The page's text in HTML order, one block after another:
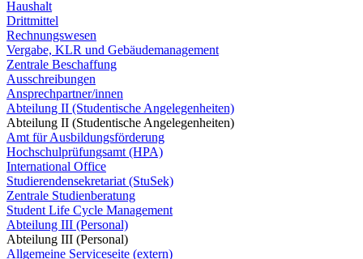
Haushalt
Drittmittel
Rechnungswesen
Vergabe, KLR und Gebäudemanagement
Zentrale Beschaffung
Ausschreibungen
Ansprechpartner/innen
Abteilung II (Studentische Angelegenheiten)
Abteilung II (Studentische Angelegenheiten)
Amt für Ausbildungsförderung
Hochschulprüfungsamt (HPA)
International Office
Studierendensekretariat (StuSek)
Zentrale Studienberatung
Student Life Cycle Management
Abteilung III (Personal)
Abteilung III (Personal)
Allgemeine Serviceseite (extern)